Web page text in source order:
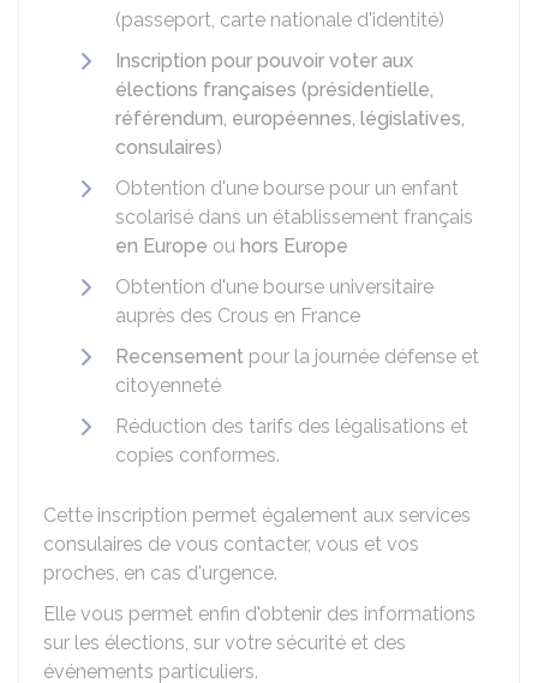
(passeport, carte nationale d'identité)
Inscription pour pouvoir voter aux
élections françaises (présidentielle,
référendum, européennes, législatives,
consulaires)
Obtention d'une bourse pour un enfant
scolarisé dans un établissement français
en Europe ou hors Europe
Obtention d'une bourse universitaire
auprès des Crous en France
Recensement pour la journée défense et
citoyenneté
Réduction des tarifs des légalisations et
copies conformes.
Cette inscription permet également aux services
consulaires de vous contacter, vous et vos
proches, en cas d'urgence.
Elle vous permet enfin d'obtenir des informations
sur les élections, sur votre sécurité et des
événements particuliers.